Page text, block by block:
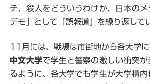
チ、殺人をどういうわけか、日本の
デモ」として「誤報道」を繰り返して
11月には、戦場は市街地から各大学に
中文大学で学生と警察の激しい衝突
るように、各大学でも学生が大学構内